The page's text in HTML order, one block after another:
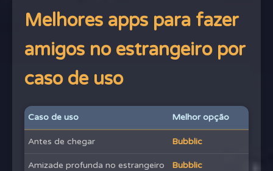
Melhores apps para fazer
amigos no estrangeiro por
caso de uso
Caso de uso Melhor opção
Antes de chegar Bubblic
Amizade profunda no estrangeiro Bubblic